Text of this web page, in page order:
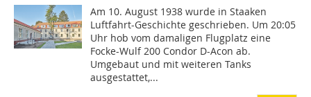
Am 10. August 1938 wurde in Staaken
Luftfahrt-Geschichte geschrieben. Um 20:05
Uhr hob vom damaligen Flugplatz eine
Focke-Wulf 200 Condor D-Acon ab.
Umgebaut und mit weiteren Tanks
ausgestattet,...